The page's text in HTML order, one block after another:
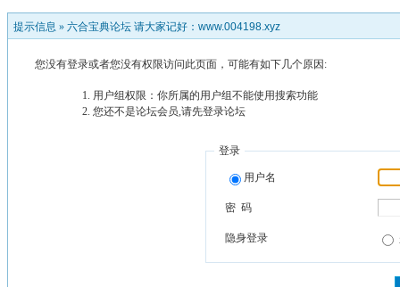
提示信息 » 六合宝典论坛 请大家记好：www.004198.xyz
您没有登录或者您没有权限访问此页面，可能有如下几个原因:
用户组权限：你所属的用户组不能使用搜索功能
您还不是论坛会员,请先登录论坛
登录
用户名
密 码
隐身登录